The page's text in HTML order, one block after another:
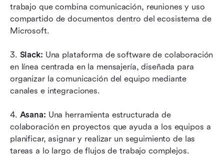
trabajo que combina comunicación, reuniones y uso
compartido de documentos dentro del ecosistema de
Microsoft.
3. Slack: Una plataforma de software de colaboración
en línea centrada en la mensajería, diseñada para
organizar la comunicación del equipo mediante
canales e integraciones.
4. Asana: Una herramienta estructurada de
colaboración en proyectos que ayuda a los equipos a
planificar, asignar y realizar un seguimiento de las
tareas a lo largo de flujos de trabajo complejos.